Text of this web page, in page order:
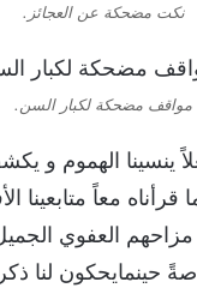
نكت مضحكة عن العجائز.
مواقف مضحكة لكبار السن.
ينسينا الهموم و
قرأناه معاً متابعينا
العفوي
حينمايحكون لنا